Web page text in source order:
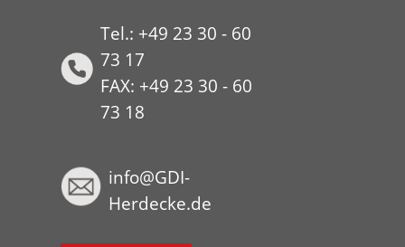
Tel.: +49 23 30 - 60
73 17
FAX: +49 23 30 - 60
73 18
info@GDI-
Herdecke.de